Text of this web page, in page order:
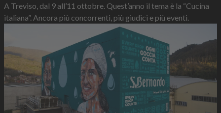
A Treviso, dal 9 all’11 ottobre. Quest’anno il tema è la “Cucina
italiana”. Ancora più concorrenti, più giudici e più eventi.